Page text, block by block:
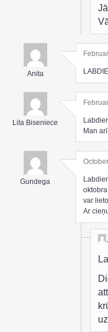
Anita
Lita Biseniece
Man
Gundega
var
Ar